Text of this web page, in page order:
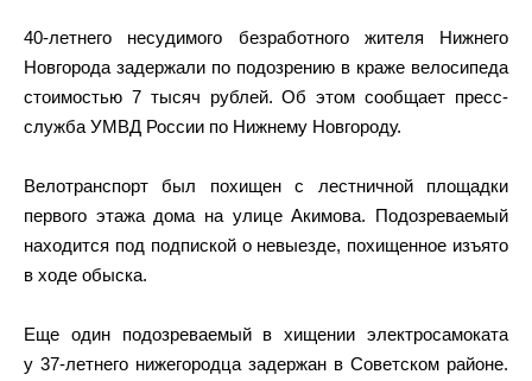
40-летнего несудимого безработного жителя Нижнего
Новгорода задержали по подозрению в краже велосипеда
стоимостью 7 тысяч рублей. Об этом сообщает пресс-
служба УМВД России по Нижнему Новгороду.
Велотранспорт был похищен с лестничной площадки
первого этажа дома на улице Акимова. Подозреваемый
находится под подпиской о невыезде, похищенное изъято
в ходе обыска.
Еще один подозреваемый в хищении электросамоката
у 37-летнего нижегородца задержан в Советском районе.